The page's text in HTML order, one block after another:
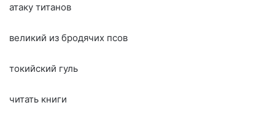
атаку титанов
великий из бродячих псов
токийский гуль
читать книги